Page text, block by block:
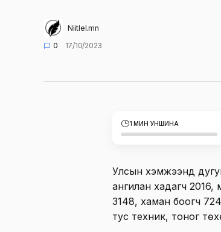
Niitlel.mn
0
17/10/2023
1 МИН УНШИНА
Улсын хэмжээнд
ангилан хадагч
3148, хаман боогч
тус техник, тоног